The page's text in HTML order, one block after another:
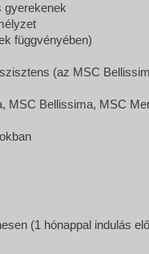
gyerekenek
függvényében)
(az MSC
Bellissima, MSC
(1 hónappal indulás